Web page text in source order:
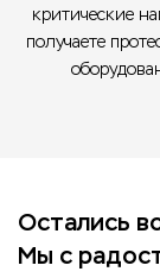
критические
получаете
Остались
Мы с